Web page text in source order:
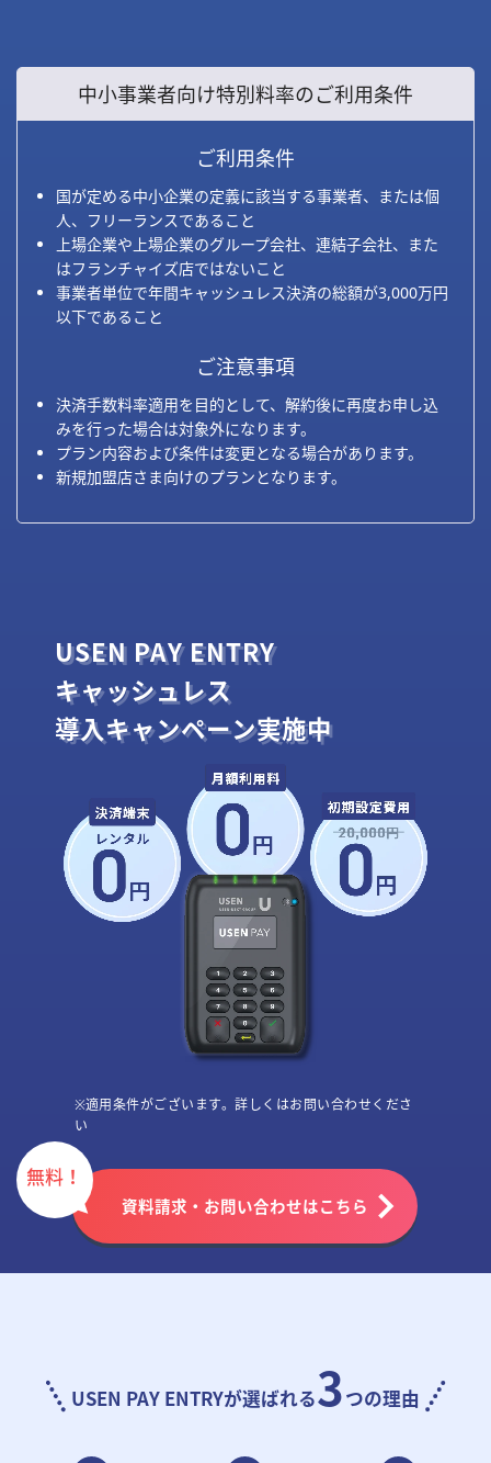
中小事業者向け特別料率のご利用条件
ご利用条件
国が定める中小企業の定義に該当する事業者、または個
人、フリーランスであること
上場企業や上場企業のグループ会社、連結子会社、また
はフランチャイズ店ではないこと
事業者単位で年間キャッシュレス決済の総額が3,000万円
以下であること
ご注意事項
決済手数料率適用を目的として、解約後に再度お申し込
みを行った場合は対象外になります。
プラン内容および条件は変更となる場合があります。
新規加盟店さま向けのプランとなります。
USEN PAY ENTRY
キャッシュレス
導入キャンペーン実施中
※適用条件がございます。詳しくはお問い合わせくださ
い
無料！
資料請求・お問い合わせはこちら
USEN PAY ENTRYが選ばれる3つの理由